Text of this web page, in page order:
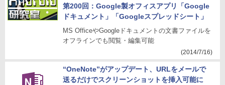
第200回：Google製オフィスアプリ「Google
ドキュメント」「Googleスプレッドシート」
MS OfficeやGoogleドキュメントの文書ファイルを
オフラインでも閲覧・編集可能
(2014/7/16)
“OneNote”がアップデート、URLをメールで
送るだけでスクリーンショットを挿入可能に